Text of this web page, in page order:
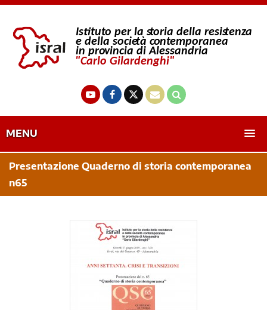
MENU
Presentazione Quaderno di storia contemporanea
n65